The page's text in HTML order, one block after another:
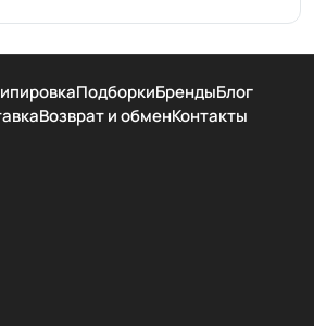
ПодборкиБрендыБлог
Возврат и обменКонтакты